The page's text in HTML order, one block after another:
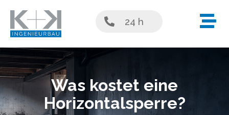
24 h
Was kostet eine
Horizontalsperre?